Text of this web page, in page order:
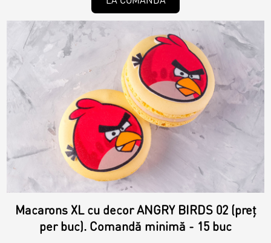
Macarons XL cu decor ANGRY BIRDS 02 (preț
per buc). Comandă minimă - 15 buc